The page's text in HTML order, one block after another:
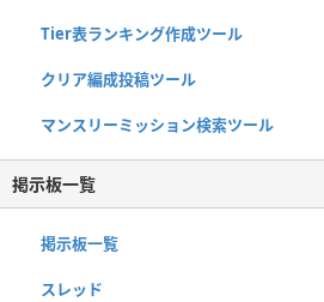
Tier表ランキング作成ツール
クリア編成投稿ツール
マンスリーミッション検索ツール
掲示板一覧
掲示板一覧
スレッド